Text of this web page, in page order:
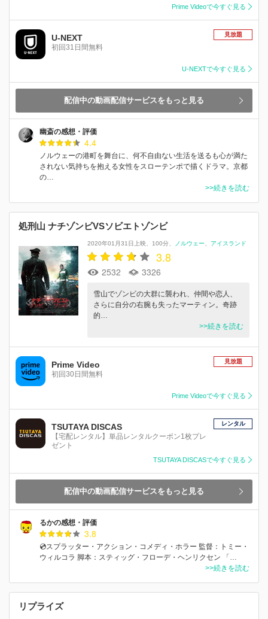
Prime Videoで今すぐ見る
U-NEXT
初回31日間無料
見放題
U-NEXTで今すぐ見る
配信中の動画配信サービスをもっと見る
幽斎の感想・評価
4.4
ノルウェーの港町を舞台に、何不自由ない生活を送るも心が満た
されない気持ちを抱える女性をスローテンポで描くドラマ。京都
の…
>>続きを読む
処刑山 ナチゾンビVSソビエトゾンビ
2020年01月31日上映 100分 ノルウェー アイスランド
3.8
2532 3326
雪山でゾンビの大群に襲われ、仲間や恋人、
さらに自分の右腕も失ったマーティン。奇跡
的…
>>続きを読む
Prime Video
初回30日間無料
見放題
Prime Videoで今すぐ見る
TSUTAYA DISCAS
【宅配レンタル】単品レンタルクーポン1枚プレ
ゼント
レンタル
TSUTAYA DISCASで今すぐ見る
配信中の動画配信サービスをもっと見る
るかの感想・評価
3.8
💿スプラッター・アクション・コメディ・ホラー 監督：トミー・
ウィルコラ 脚本：スティッグ・フローデ・ヘンリクセン 「…
>>続きを読む
リプライズ